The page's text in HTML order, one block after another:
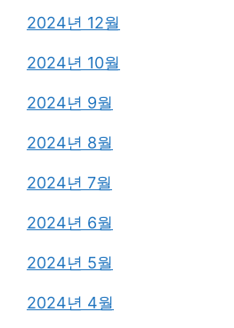
2024년 12월
2024년 10월
2024년 9월
2024년 8월
2024년 7월
2024년 6월
2024년 5월
2024년 4월